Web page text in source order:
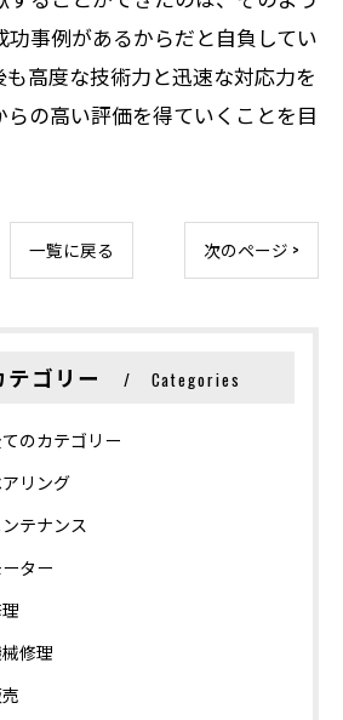
功事例があるからだと自負してい
高度な技術力と迅速な対応力を
の高い評価を得ていくことを目
一覧に戻る 次のページ >
テゴリー Categories
のカテゴリー
リング
ンテナンス
ター
修理